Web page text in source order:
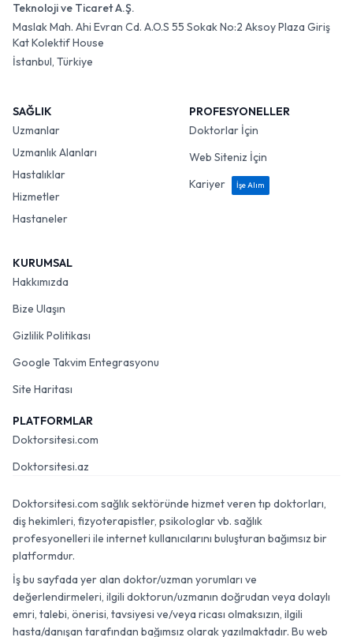
Teknoloji ve Ticaret A.Ş.
Maslak Mah. Ahi Evran Cd. A.O.S 55 Sokak No:2 Aksoy Plaza Giriş
Kat Kolektif House
İstanbul, Türkiye
SAĞLIK
Uzmanlar
Uzmanlık Alanları
Hastalıklar
Hizmetler
Hastaneler
PROFESYONELLER
Doktorlar İçin
Web Siteniz İçin
Kariyer
İşe Alım
KURUMSAL
Hakkımızda
Bize Ulaşın
Gizlilik Politikası
Google Takvim Entegrasyonu
Site Haritası
PLATFORMLAR
Doktorsitesi.com
Doktorsitesi.az
Doktorsitesi.com sağlık sektöründe hizmet veren tıp doktorları,
diş hekimleri, fizyoterapistler, psikologlar vb. sağlık
profesyonelleri ile internet kullanıcılarını buluşturan bağımsız bir
platformdur.
İş bu sayfada yer alan doktor/uzman yorumları ve
değerlendirmeleri, ilgili doktorun/uzmanın doğrudan veya dolaylı
emri, talebi, önerisi, tavsiyesi ve/veya ricası olmaksızın, ilgili
hasta/danışan tarafından bağımsız olarak yazılmaktadır. Bu web